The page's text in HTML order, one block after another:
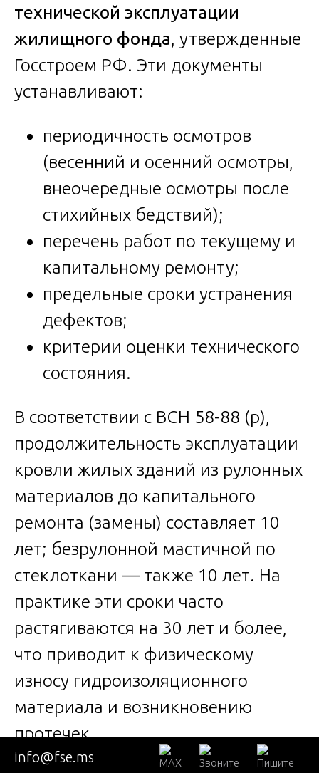
технической эксплуатации
жилищного фонда, утвержденные
Госстроем РФ. Эти документы
устанавливают:
периодичность осмотров
(весенний и осенний осмотры,
внеочередные осмотры после
стихийных бедствий);
перечень работ по текущему и
капитальному ремонту;
предельные сроки устранения
дефектов;
критерии оценки технического
состояния.
В соответствии с ВСН 58-88 (р),
продолжительность эксплуатации
кровли жилых зданий из рулонных
материалов до капитального
ремонта (замены) составляет 10
лет; безрулонной мастичной по
стеклоткани — также 10 лет. На
практике эти сроки часто
растягиваются на 30 лет и более,
что приводит к физическому
износу гидроизоляционного
материала и возникновению
протечек.
info@fse.ms